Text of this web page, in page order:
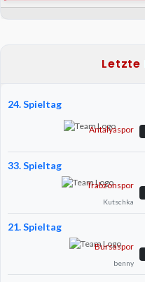
Letzte
24. Spieltag
Antalyaspor
33. Spieltag
Trabzonspor
Kutschka
21. Spieltag
Bursaspor
benny